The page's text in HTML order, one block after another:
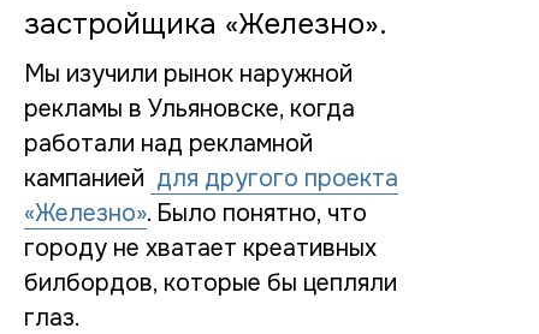
застройщика «Железно».
Мы изучили рынок наружной
рекламы в Ульяновске, когда
работали над рекламной
кампанией для другого проекта
«Железно». Было понятно, что
городу не хватает креативных
билбордов, которые бы цепляли
глаз.